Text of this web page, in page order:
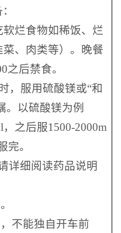
烂食物如稀饭、烂
、肉类等）。晚餐
之后禁食。
，服用硫酸镁或“和
。以硫酸镁为例
，之后服1500-2000m
完。
详细阅读药品说明
不能独自开车前